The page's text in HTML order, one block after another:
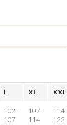
L XL XXL
102-
107
107-
114
114-
122